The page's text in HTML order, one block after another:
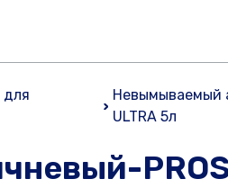
Невымываемый
ULTRA 5л